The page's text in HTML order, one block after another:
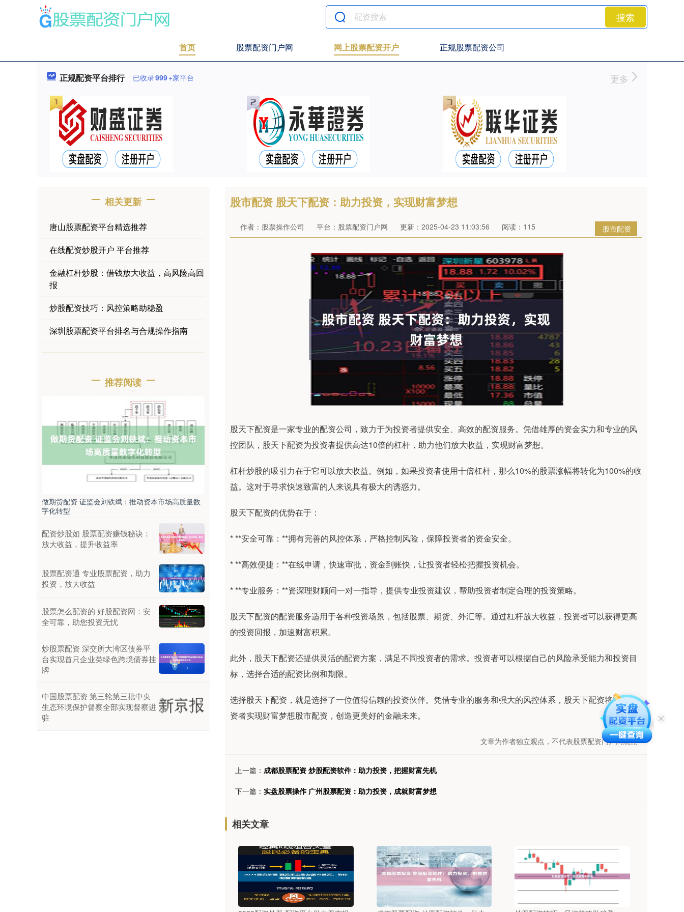
搜索
首页 股票配资门户网 网上股票配资开户 正规股票配资公司
正规配资平台排行 已收录999+家平台 更多
股市配资 股天下配资：助力投资，实现财富梦想
股市配资
作者：股票操作公司 平台：股票配资门户网 更新：2025-04-23 11:03:56 阅读：115
股天下配资是一家专业的配资公司，致力于为投资者提供安全、高效的配资服务。凭借雄厚的资金实力和专业的风
控团队，股天下配资为投资者提供高达10倍的杠杆，助力他们放大收益，实现财富梦想。
杠杆炒股的吸引力在于它可以放大收益。例如，如果投资者使用十倍杠杆，那么10%的股票涨幅将转化为100%的收
益。这对于寻求快速致富的人来说具有极大的诱惑力。
股天下配资的优势在于：
* **安全可靠：**拥有完善的风控体系，严格控制风险，保障投资者的资金安全。
* **高效便捷：**在线申请，快速审批，资金到账快，让投资者轻松把握投资机会。
* **专业服务：**资深理财顾问一对一指导，提供专业投资建议，帮助投资者制定合理的投资策略。
股天下配资的配资服务适用于各种投资场景，包括股票、期货、外汇等。通过杠杆放大收益，投资者可以获得更高
的投资回报，加速财富积累。
此外，股天下配资还提供灵活的配资方案，满足不同投资者的需求。投资者可以根据自己的风险承受能力和投资目
标，选择合适的配资比例和期限。
选择股天下配资，就是选择了一位值得信赖的投资伙伴。凭借专业的服务和强大的风控体系，股天下配资将助力投
资者实现财富梦想股市配资，创造更美好的金融未来。
文章为作者独立观点，不代表股票配资门户网观点
上一篇： 成都股票配资 炒股配资软件：助力投资，把握财富先机
下一篇： 实盘股票操作 广州股票配资：助力投资，成就财富梦想
相关文章
相关更新
唐山股票配资平台精选推荐
在线配资炒股开户 平台推荐
金融杠杆炒股：借钱放大收益，高风险高回
报
炒股配资技巧：风控策略助稳盈
深圳股票配资平台排名与合规操作指南
推荐阅读
做期货配资 证监会刘铁斌：推动资本市场高质量数
字化转型
配资炒股如 股票配资赚钱秘诀：
放大收益，提升收益率
股票配资通 专业股票配资，助力
投资，放大收益
股票怎么配资的 好股配资网：安
全可靠，助您投资无忧
炒股票配资 深交所大湾区债券平
台实现首只企业类绿色跨境债券挂
牌
中国股票配资 第三轮第三批中央
生态环境保护督察全部实现督察进
驻